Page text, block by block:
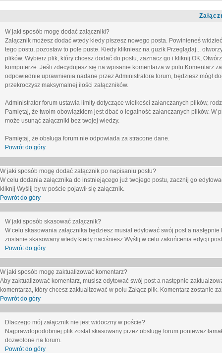
W jaki sposób mogę dodać załączniki?
Załącznik możesz dodać wtedy kiedy piszesz nowego posta. Powinieneś
tego postu, pozostaw to pole puste. Kiedy klikniesz na guzik Przeglądaj...
plików. Wybierz plik, który chcesz dodać do postu, zaznacz go i kliknij OK,
komputerze. Jeśli zdecydujesz się na wpisanie komentarza w polu Komentarz
odpowiednie uprawnienia nadane przez Administratora forum, będziesz mógł
przekroczysz maksymalnej ilości załączników.
Administrator forum ustawia limity dotyczące wielkości załanczanych plików,
Pamiętaj, że twoim obowiązkiem jest dbać o legalność załanczanych plików.
może usunąć załączniki bez twojej wiedzy.
Pamiętaj, że obsługa forum nie odpowiada za stracone dane.
Powrót do góry
W jaki sposób mogę dodać załącznik po napisaniu postu?
W celu dodania załącznika do instniejącego już twojego postu, zacznij go
kliknij Wyślij by w poście pojawił się załącznik.
Powrót do góry
W jaki sposób skasować załącznik?
W celu skasowania załącznika będziesz musiał edytować swój post a
zostanie skasowany wtedy kiedy naciśniesz Wyślij w celu zakońcenia edycji
Powrót do góry
W jaki sposób mogę zaktualizować komentarz?
Aby zaktualizować komentarz, musisz edytować swój post a następnie
komentarza, który chcesz zaktualizować w polu Załącz plik. Komentarz zostanie
Powrót do góry
Dlaczego mój załącznik nie jest widoczny w poście?
Najprawdopodobniej plik został skasowany przez obsługę forum ponieważ
dozwolone na forum.
Powrót do góry